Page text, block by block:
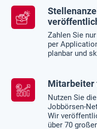
Zahlen Sie
per
planbar und
Mitarbeiter
Nutzen Sie
Jobbörsen-
Wir
über 70